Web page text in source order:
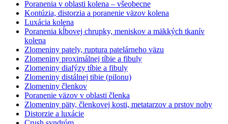
Poranenia v oblasti kolena – všeobecne
Kontúzia, distorzia a poranenie väzov kolena
Luxácia kolena
Poranenia kĺbovej chrupky, meniskov a mäkkých tkanív
kolena
Zlomeniny pately, ruptura patelárneho väzu
Zlomeniny proximálnej tíbie a fibuly
Zlomeniny diafýzy tíbie a fibuly
Zlomeniny distálnej tibie (pilonu)
Zlomeniny členkov
Poranenie väzov v oblasti členka
Zlomeniny päty, členkovej kosti, metatarzov a prstov nohy
Distorzie a luxácie